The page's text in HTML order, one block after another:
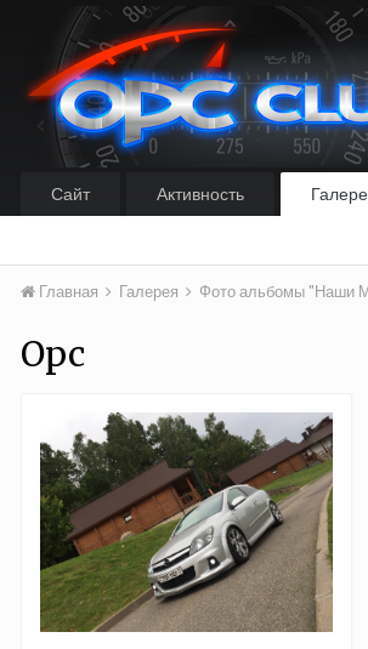
Сайт Активность
Главная Галерея Фото альбомы "Наши
Орс